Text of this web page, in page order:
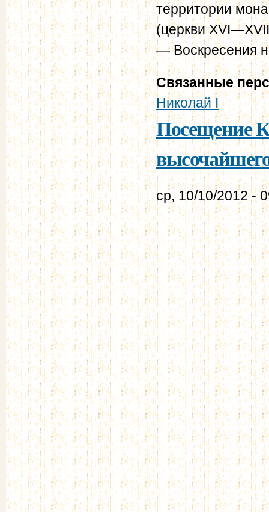
территории
(церкви
— Воскресения
Связанные
Николай I
Посещение
ср, 10/10/2012 -